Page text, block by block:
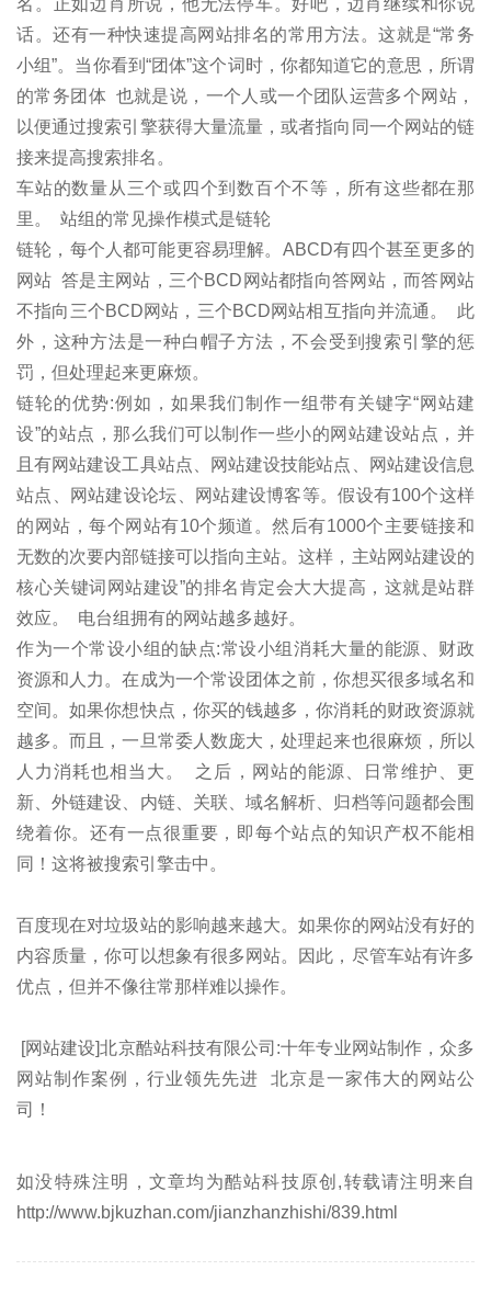
话。还有一种快速提高网站排名的常用方法。这就是“常务
小组”。当你看到“团体”这个词时，你都知道它的意思，所谓
的常务团体 也就是说，一个人或一个团队运营多个网站，
以便通过搜索引擎获得大量流量，或者指向同一个网站的链
接来提高搜索排名。
车站的数量从三个或四个到数百个不等，所有这些都在那
里。 站组的常见操作模式是链轮
链轮，每个人都可能更容易理解。ABCD有四个甚至更多的
网站 答是主网站，三个BCD网站都指向答网站，而答网站
不指向三个BCD网站，三个BCD网站相互指向并流通。 此
外，这种方法是一种白帽子方法，不会受到搜索引擎的惩
罚，但处理起来更麻烦。
链轮的优势:例如，如果我们制作一组带有关键字“网站建
设”的站点，那么我们可以制作一些小的网站建设站点，并
且有网站建设工具站点、网站建设技能站点、网站建设信息
站点、网站建设论坛、网站建设博客等。假设有100个这样
的网站，每个网站有10个频道。然后有1000个主要链接和
无数的次要内部链接可以指向主站。这样，主站网站建设的
核心关键词网站建设”的排名肯定会大大提高，这就是站群
效应。 电台组拥有的网站越多越好。
作为一个常设小组的缺点:常设小组消耗大量的能源、财政
资源和人力。在成为一个常设团体之前，你想买很多域名和
空间。如果你想快点，你买的钱越多，你消耗的财政资源就
越多。而且，一旦常委人数庞大，处理起来也很麻烦，所以
人力消耗也相当大。 之后，网站的能源、日常维护、更
新、外链建设、内链、关联、域名解析、归档等问题都会围
绕着你。还有一点很重要，即每个站点的知识产权不能相
同！这将被搜索引擎击中。
百度现在对垃圾站的影响越来越大。如果你的网站没有好的
内容质量，你可以想象有很多网站。因此，尽管车站有许多
优点，但并不像往常那样难以操作。
[网站建设]北京酷站科技有限公司:十年专业网站制作，众多
网站制作案例，行业领先先进 北京是一家伟大的网站公
司！
如没特殊注明，文章均为酷站科技原创,转载请注明来自
http://www.bjkuzhan.com/jianzhanzhishi/839.html